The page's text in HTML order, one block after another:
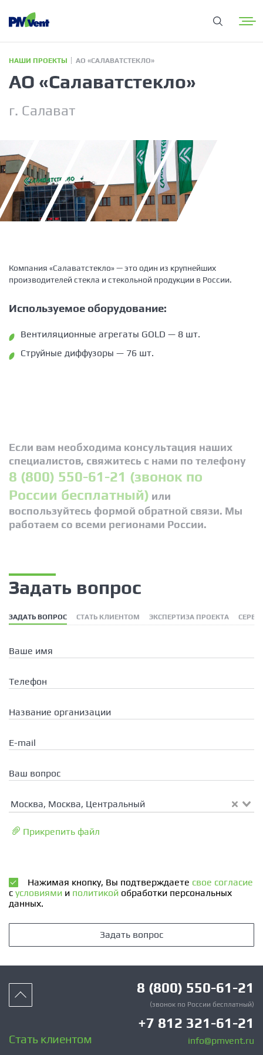
НАШИ ПРОЕКТЫ АО «САЛАВАТСТЕКЛО»
АО «Салаватстекло»
г. Салават
Компания «Салаватстекло» — это один из крупнейших
производителей стекла и стекольной продукции в России.
Используемое оборудование:
Вентиляционные агрегаты GOLD — 8 шт.
Струйные диффузоры — 76 шт.
Если вам необходима консультация наших
специалистов, свяжитесь с нами по телефону
8 (800) 550-61-21 (звонок по
России бесплатный) или
воспользуйтесь формой обратной связи. Мы
работаем со всеми регионами России.
Задать вопрос
ЗАДАТЬ ВОПРОС СТАТЬ КЛИЕНТОМ ЭКСПЕРТИЗА ПРОЕКТА
Ваше имя
Телефон
Название организации
E-mail
Ваш вопрос
Москва, Москва, Центральный
Прикрепить файл
Нажимая кнопку, Вы подтверждаете свое согласие
с условиями и политикой обработки персональных
данных.
Задать вопрос
Стать клиентом
8 (800) 550-61-21
(звонок по России бесплатный)
+7 812 321-61-21
info@pmvent.ru